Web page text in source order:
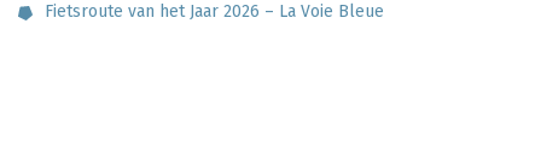
Fietsroute van het Jaar 2026 – La Voie Bleue